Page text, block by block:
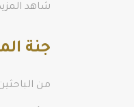
شاهد
جنة
من